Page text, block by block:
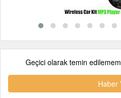
Geçici olarak temin
Haber